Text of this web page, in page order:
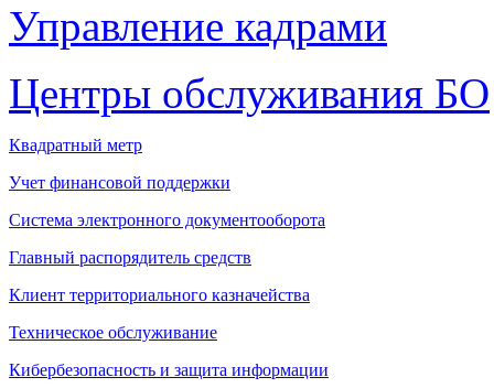
Управление кадрами
Центры обслуживания БО
Квадратный метр
Учет финансовой поддержки
Система электронного документооборота
Главный распорядитель средств
Клиент территориального казначейства
Техническое обслуживание
Кибербезопасность и защита информации